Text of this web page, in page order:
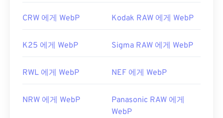
CRW 에게 WebP Kodak RAW 에게 WebP
K25 에게 WebP Sigma RAW 에게 WebP
RWL 에게 WebP NEF 에게 WebP
NRW 에게 WebP
Panasonic RAW 에게
WebP